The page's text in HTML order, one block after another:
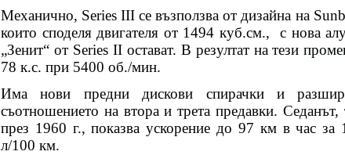
Механично, Series III се възползва от дизайна на
които споделя двигателя от 1494 куб.см.,
с нова
„Зенит“ от Series II остават. В резултат на тези
78 к.с. при 5400 об./мин.
Има нови предни дискови спирачки и
съотношението на втора и трета предавки.
през 1960 г., показва ускорение до 97 км в час
л/100 км.